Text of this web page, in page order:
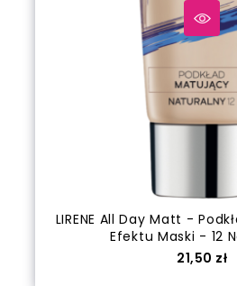
LIRENE All Day Matt -
Efektu Maski - 12
Cena
21,50 zł